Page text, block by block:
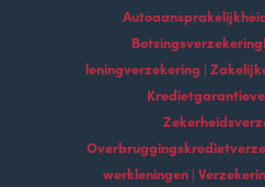
leningverzekering |
werkleningen |